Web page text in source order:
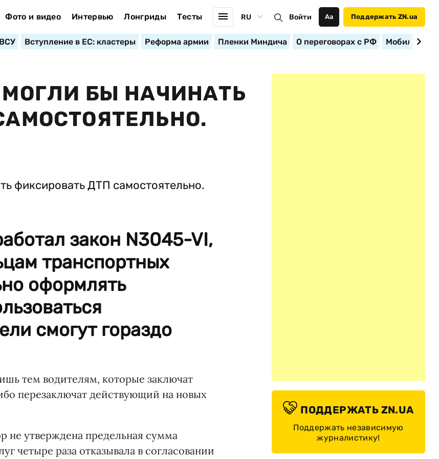
Фото и видео Интервью Лонгриды Тесты RU Войти Аа Поддержать ZN.ua
Вступление в ЕС: кластеры Реформа армии Пленки Миндича О переговорах с РФ
БЫ НАЧИНАТЬ
закон N3045-VI,
транспортных
оформлять
смогут гораздо
тем водителям, которые заключат
перезаключат действующий на новых
не утверждена предельная сумма
четыре раза отказывала в согласовании
ПОДДЕРЖАТЬ ZN.UA
Поддержать независимую
журналистику!